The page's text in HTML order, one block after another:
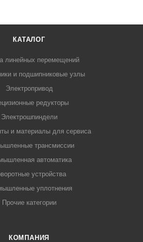
КАТАЛОГ
линейных перемещений
и подшипниковые узлы
Электропривод
редукторы
Электрошпиндели
и материалы для сервиса
трансмиссии
автоматика
устройства
уплотнения
Прочие категории
КОМПАНИЯ